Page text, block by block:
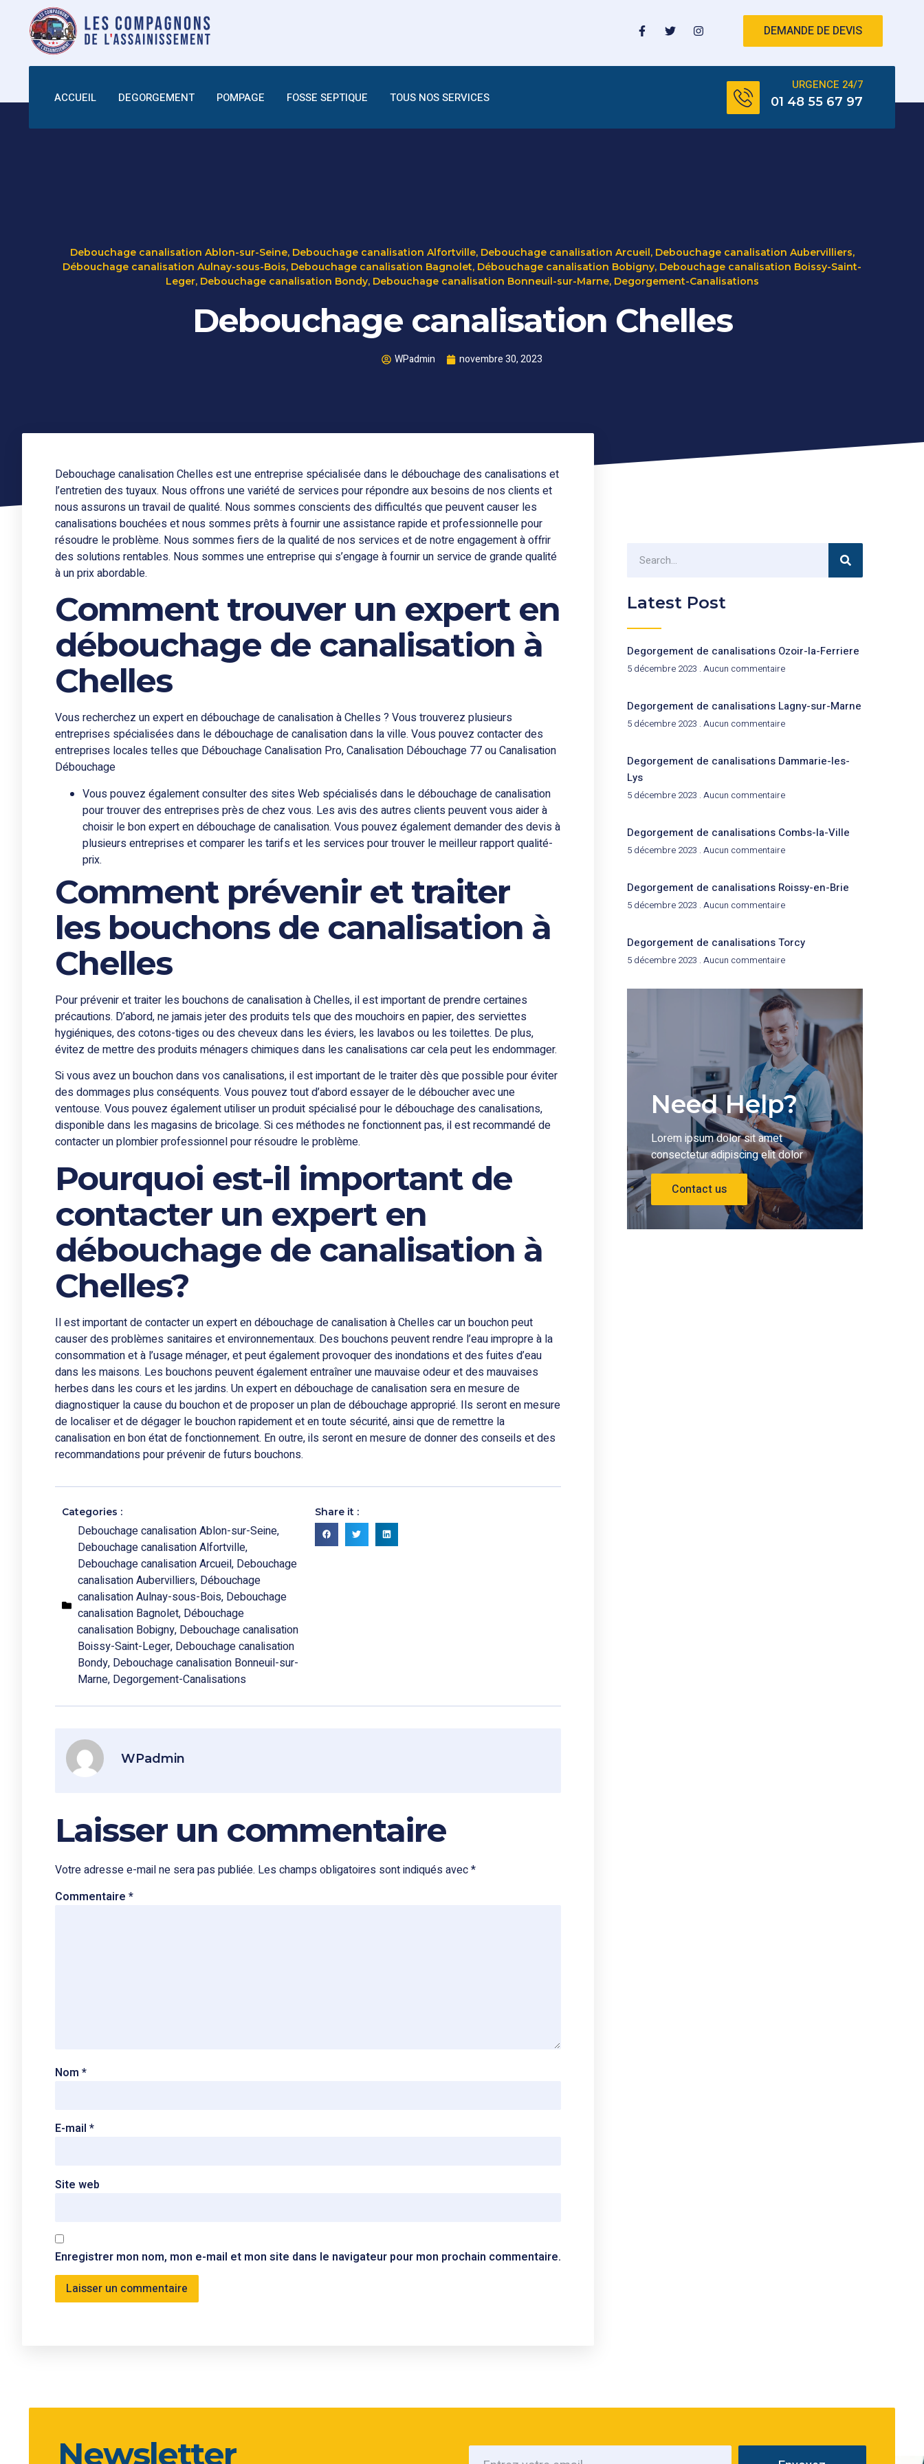
DEMANDE DE DEVIS
ACCUEIL DEGORGEMENT POMPAGE FOSSE SEPTIQUE TOUS NOS SERVICES
URGENCE 24/7
01 48 55 67 97
Debouchage canalisation Ablon-sur-Seine, Debouchage canalisation Alfortville, Debouchage canalisation Arcueil, Debouchage canalisation Aubervilliers,
Débouchage canalisation Aulnay-sous-Bois, Debouchage canalisation Bagnolet, Débouchage canalisation Bobigny, Debouchage canalisation Boissy-Saint-
Leger, Debouchage canalisation Bondy, Debouchage canalisation Bonneuil-sur-Marne, Degorgement-Canalisations
Debouchage canalisation Chelles
WPadmin novembre 30, 2023
Debouchage canalisation Chelles est une entreprise spécialisée dans le débouchage des canalisations et
l’entretien des tuyaux. Nous offrons une variété de services pour répondre aux besoins de nos clients et
nous assurons un travail de qualité. Nous sommes conscients des difficultés que peuvent causer les
canalisations bouchées et nous sommes prêts à fournir une assistance rapide et professionnelle pour
résoudre le problème. Nous sommes fiers de la qualité de nos services et de notre engagement à offrir
des solutions rentables. Nous sommes une entreprise qui s’engage à fournir un service de grande qualité
à un prix abordable.
Comment trouver un expert en
débouchage de canalisation à
Chelles
Vous recherchez un expert en débouchage de canalisation à Chelles ? Vous trouverez plusieurs
entreprises spécialisées dans le débouchage de canalisation dans la ville. Vous pouvez contacter des
entreprises locales telles que Débouchage Canalisation Pro, Canalisation Débouchage 77 ou Canalisation
Débouchage
Vous pouvez également consulter des sites Web spécialisés dans le débouchage de canalisation
pour trouver des entreprises près de chez vous. Les avis des autres clients peuvent vous aider à
choisir le bon expert en débouchage de canalisation. Vous pouvez également demander des devis à
plusieurs entreprises et comparer les tarifs et les services pour trouver le meilleur rapport qualité-
prix.
Comment prévenir et traiter
les bouchons de canalisation à
Chelles
Pour prévenir et traiter les bouchons de canalisation à Chelles, il est important de prendre certaines
précautions. D’abord, ne jamais jeter des produits tels que des mouchoirs en papier, des serviettes
hygiéniques, des cotons-tiges ou des cheveux dans les éviers, les lavabos ou les toilettes. De plus,
évitez de mettre des produits ménagers chimiques dans les canalisations car cela peut les endommager.
Si vous avez un bouchon dans vos canalisations, il est important de le traiter dès que possible pour éviter
des dommages plus conséquents. Vous pouvez tout d’abord essayer de le déboucher avec une
ventouse. Vous pouvez également utiliser un produit spécialisé pour le débouchage des canalisations,
disponible dans les magasins de bricolage. Si ces méthodes ne fonctionnent pas, il est recommandé de
contacter un plombier professionnel pour résoudre le problème.
Pourquoi est-il important de
contacter un expert en
débouchage de canalisation à
Chelles?
Il est important de contacter un expert en débouchage de canalisation à Chelles car un bouchon peut
causer des problèmes sanitaires et environnementaux. Des bouchons peuvent rendre l’eau impropre à la
consommation et à l’usage ménager, et peut également provoquer des inondations et des fuites d’eau
dans les maisons. Les bouchons peuvent également entraîner une mauvaise odeur et des mauvaises
herbes dans les cours et les jardins. Un expert en débouchage de canalisation sera en mesure de
diagnostiquer la cause du bouchon et de proposer un plan de débouchage approprié. Ils seront en mesure
de localiser et de dégager le bouchon rapidement et en toute sécurité, ainsi que de remettre la
canalisation en bon état de fonctionnement. En outre, ils seront en mesure de donner des conseils et des
recommandations pour prévenir de futurs bouchons.
Categories :
Debouchage canalisation Ablon-sur-Seine,
Debouchage canalisation Alfortville,
Debouchage canalisation Arcueil, Debouchage
canalisation Aubervilliers, Débouchage
canalisation Aulnay-sous-Bois, Debouchage
canalisation Bagnolet, Débouchage
canalisation Bobigny, Debouchage canalisation
Boissy-Saint-Leger, Debouchage canalisation
Bondy, Debouchage canalisation Bonneuil-sur-
Marne, Degorgement-Canalisations
Share it :
WPadmin
Laisser un commentaire
Votre adresse e-mail ne sera pas publiée. Les champs obligatoires sont indiqués avec*
Commentaire *
Nom *
E-mail *
Site web
Enregistrer mon nom, mon e-mail et mon site dans le navigateur pour mon prochain commentaire.
Latest Post
Degorgement de canalisations Ozoir-la-Ferriere
5 décembre 2023 Aucun commentaire
Degorgement de canalisations Lagny-sur-Marne
5 décembre 2023 Aucun commentaire
Degorgement de canalisations Dammarie-les-
Lys
5 décembre 2023 Aucun commentaire
Degorgement de canalisations Combs-la-Ville
5 décembre 2023 Aucun commentaire
Degorgement de canalisations Roissy-en-Brie
5 décembre 2023 Aucun commentaire
Degorgement de canalisations Torcy
5 décembre 2023 Aucun commentaire
Need Help?
Lorem ipsum dolor sit amet
consectetur adipiscing elit dolor
Contact us
Newsletter